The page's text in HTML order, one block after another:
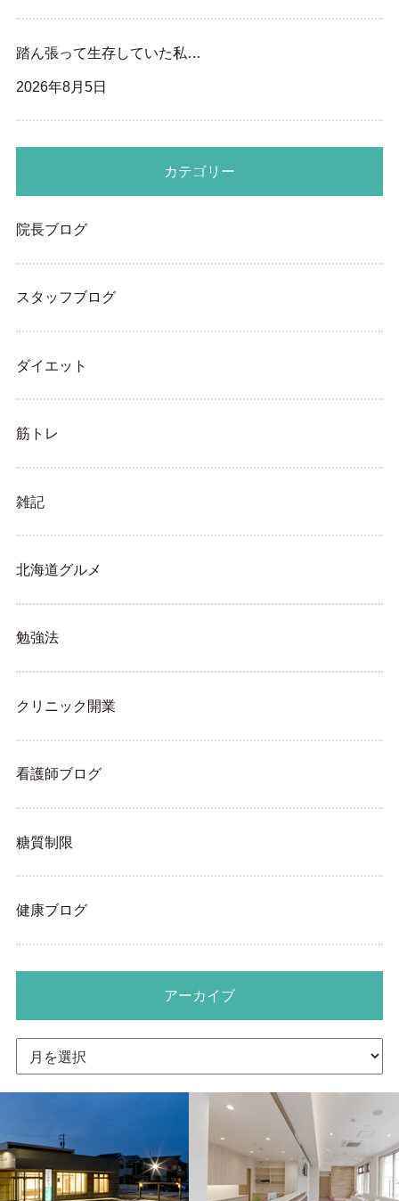
踏ん張って生存していた私…
2026年8月5日
カテゴリー
院長ブログ
スタッフブログ
ダイエット
筋トレ
雑記
北海道グルメ
勉強法
クリニック開業
看護師ブログ
糖質制限
健康ブログ
アーカイブ
カ
イ